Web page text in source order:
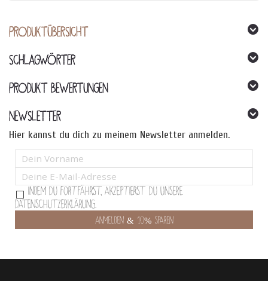
PRODUKTÜBERSICHT
SCHLAGWÖRTER
PRODUKT BEWERTUNGEN
NEWSLETTER
Hier kannst du dich zu meinem Newsletter anmelden.
Indem Du fortfährst, akzeptierst Du unsere
Datenschutzerklärung.